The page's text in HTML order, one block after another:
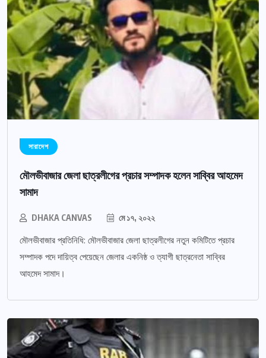
সারাদেশ
মৌলভীবাজার জেলা ছাত্রলীগের প্রচার সম্পাদক হলেন সাব্বির আহমেদ
সামাদ
DHAKA CANVAS মে ১৭, ২০২২
মৌলভীবাজার প্রতিনিধি: মৌলভীবাজার জেলা ছাত্রলীগের নতুন কমিটিতে প্রচার
সম্পাদক পদে দায়িত্ব পেয়েছেন জেলার একনিষ্ঠ ও ত্যাগী ছাত্রনেতা সাব্বির
আহমেদ সামাদ।